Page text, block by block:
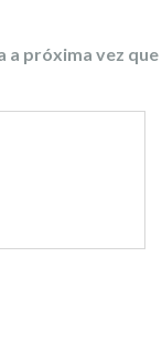
a próxima vez que